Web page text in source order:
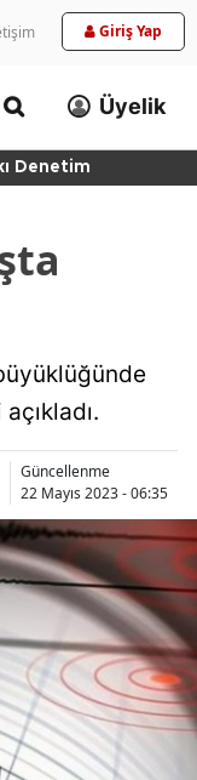
Giriş Yap
Üyelik
Denetim
Güncellenme
22 Mayıs 2023 - 06:35